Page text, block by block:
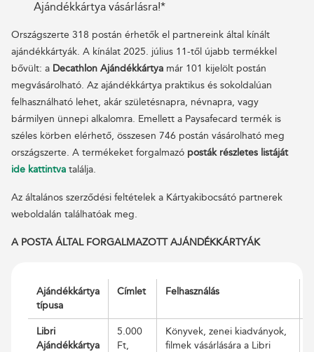
Ajándékkártya vásárlásra!*
Országszerte 318 postán érhetők el partnereink által kínált
ajándékkártyák. A kínálat 2025. július 11-től újabb termékkel
bővült: a Decathlon Ajándékkártya már 101 kijelölt postán
megvásárolható. Az ajándékkártya praktikus és sokoldalúan
felhasználható lehet, akár születésnapra, névnapra, vagy
bármilyen ünnepi alkalomra. Emellett a Paysafecard termék is
széles körben elérhető, összesen 746 postán vásárolható meg
országszerte. A termékeket forgalmazó posták részletes listáját
ide kattintva találja.
Az általános szerződési feltételek a Kártyakibocsátó partnerek
weboldalán találhatóak meg.
A POSTA ÁLTAL FORGALMAZOTT AJÁNDÉKKÁRTYÁK
Ajándékkártya
típusa
Címlet Felhasználás
Libri
Ajándékkártya
5.000
Ft,
Könyvek, zenei kiadványok,
filmek vásárlására a Libri